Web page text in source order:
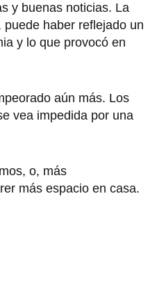
y buenas noticias. La
haber reflejado un
y lo que provocó en
aún más. Los
vea impedida por una
o, más
más espacio en casa.